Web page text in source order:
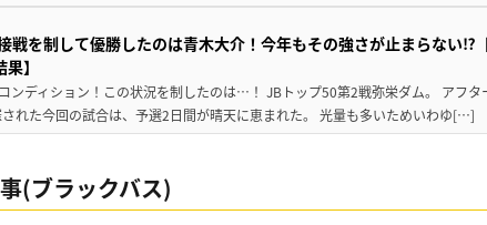
戦を制して優勝したのは青木大介！今年もその強さが止まらない⁉
】
ンディション！この状況を制したのは…！ JBトップ50第2戦弥栄ダム。 アフタ
れた今回の試合は、予選2日間が晴天に恵まれた。 光量も多いためいわゆ[…]
(ブラックバス)